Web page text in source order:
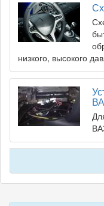
низкого, высокого